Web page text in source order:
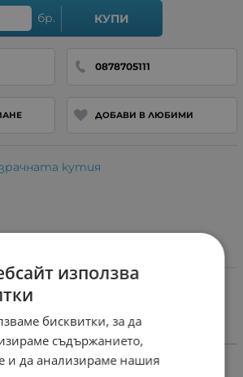
бр. КУПИ
0878705111
ДОБАВИ В ЛЮБИМИ
кутия
използва
бисквитки, за да
съдържанието,
и да анализираме нашия